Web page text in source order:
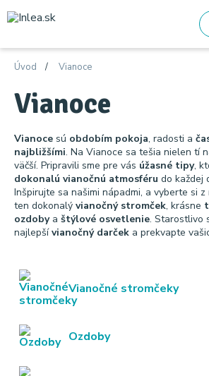
Úvod Vianoce
Vianoce
Vianoce sú obdobím pokoja, radosti a
najbližšími. Na Vianoce sa tešia nielen tí
väčší. Pripravili sme pre vás úžasné tipy,
dokonalú vianočnú atmosféru do každej
Inšpirujte sa našimi nápadmi, a vyberte si
ten dokonalý vianočný stromček, krásne
ozdobya štýlové osvetlenie. Starostlivo
najlepšívianočný darček a prekvapte
Vianočné stromčeky
Ozdoby